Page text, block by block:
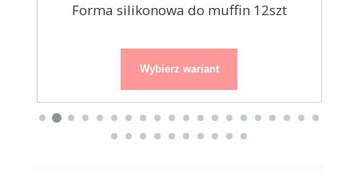
Forma silikonowa do muffin 12szt
Wybierz wariant